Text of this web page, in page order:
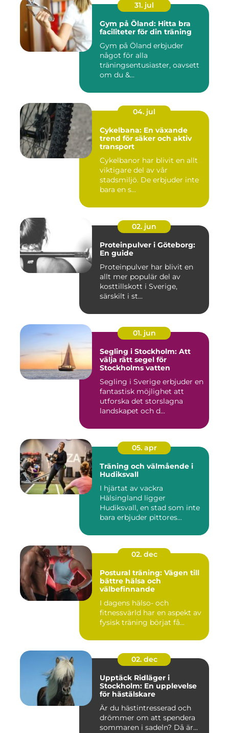
31. jul
Gym på Öland: Hitta bra
faciliteter för din träning
Gym på Öland erbjuder
något för alla
träningsentusiaster, oavsett
om du &...
04. jul
Cykelbana: En växande
trend för säker och aktiv
transport
Cykelbanor har blivit en allt
viktigare del av vår
stadsmiljö. De erbjuder inte
bara en s...
02. jun
Proteinpulver i Göteborg:
En guide
Proteinpulver har blivit en
allt mer populär del av
kosttillskott i Sverige,
särskilt i st...
01. jun
Segling i Stockholm: Att
välja rätt segel för
Stockholms vatten
Segling i Sverige erbjuder en
fantastisk möjlighet att
utforska det storslagna
landskapet och d...
05. apr
Träning och välmående i
Hudiksvall
I hjärtat av vackra
Hälsingland ligger
Hudiksvall, en stad som inte
bara erbjuder pittores...
02. dec
Postural träning: Vägen till
bättre hälsa och
välbefinnande
I dagens hälso- och
fitnessvärld har en aspekt av
fysisk träning börjat få...
02. dec
Upptäck Ridläger i
Stockholm: En upplevelse
för hästälskare
Är du hästintresserad och
drömmer om att spendera
sommaren i sadeln? Då är...